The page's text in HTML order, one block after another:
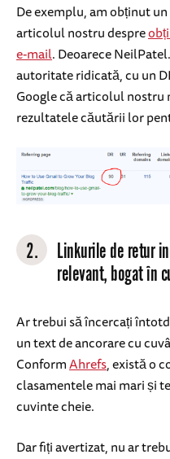
De exemplu, am obținut
articolul nostru despre
e-mail. Deoarece
autoritate ridicată, cu un
Google că articolul nostru
rezultatele căutării lor
2.
Linkurile de retur
relevant, bogat în
Ar trebui să încercați
un text de ancorare cu
ConformAhrefs, există o
clasamentele mai mari și
cuvinte cheie.
Dar fiți avertizat, nu ar